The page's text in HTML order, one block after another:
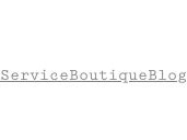
ServiceBoutiqueBlog